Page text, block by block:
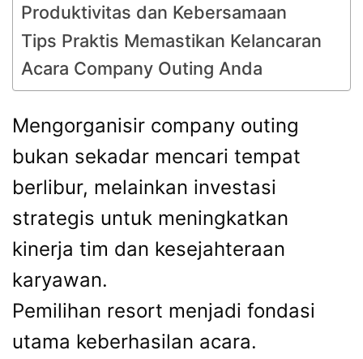
Produktivitas dan Kebersamaan
Tips Praktis Memastikan Kelancaran
Acara Company Outing Anda
Mengorganisir company outing
bukan sekadar mencari tempat
berlibur, melainkan investasi
strategis untuk meningkatkan
kinerja tim dan kesejahteraan
karyawan.
Pemilihan resort menjadi fondasi
utama keberhasilan acara.